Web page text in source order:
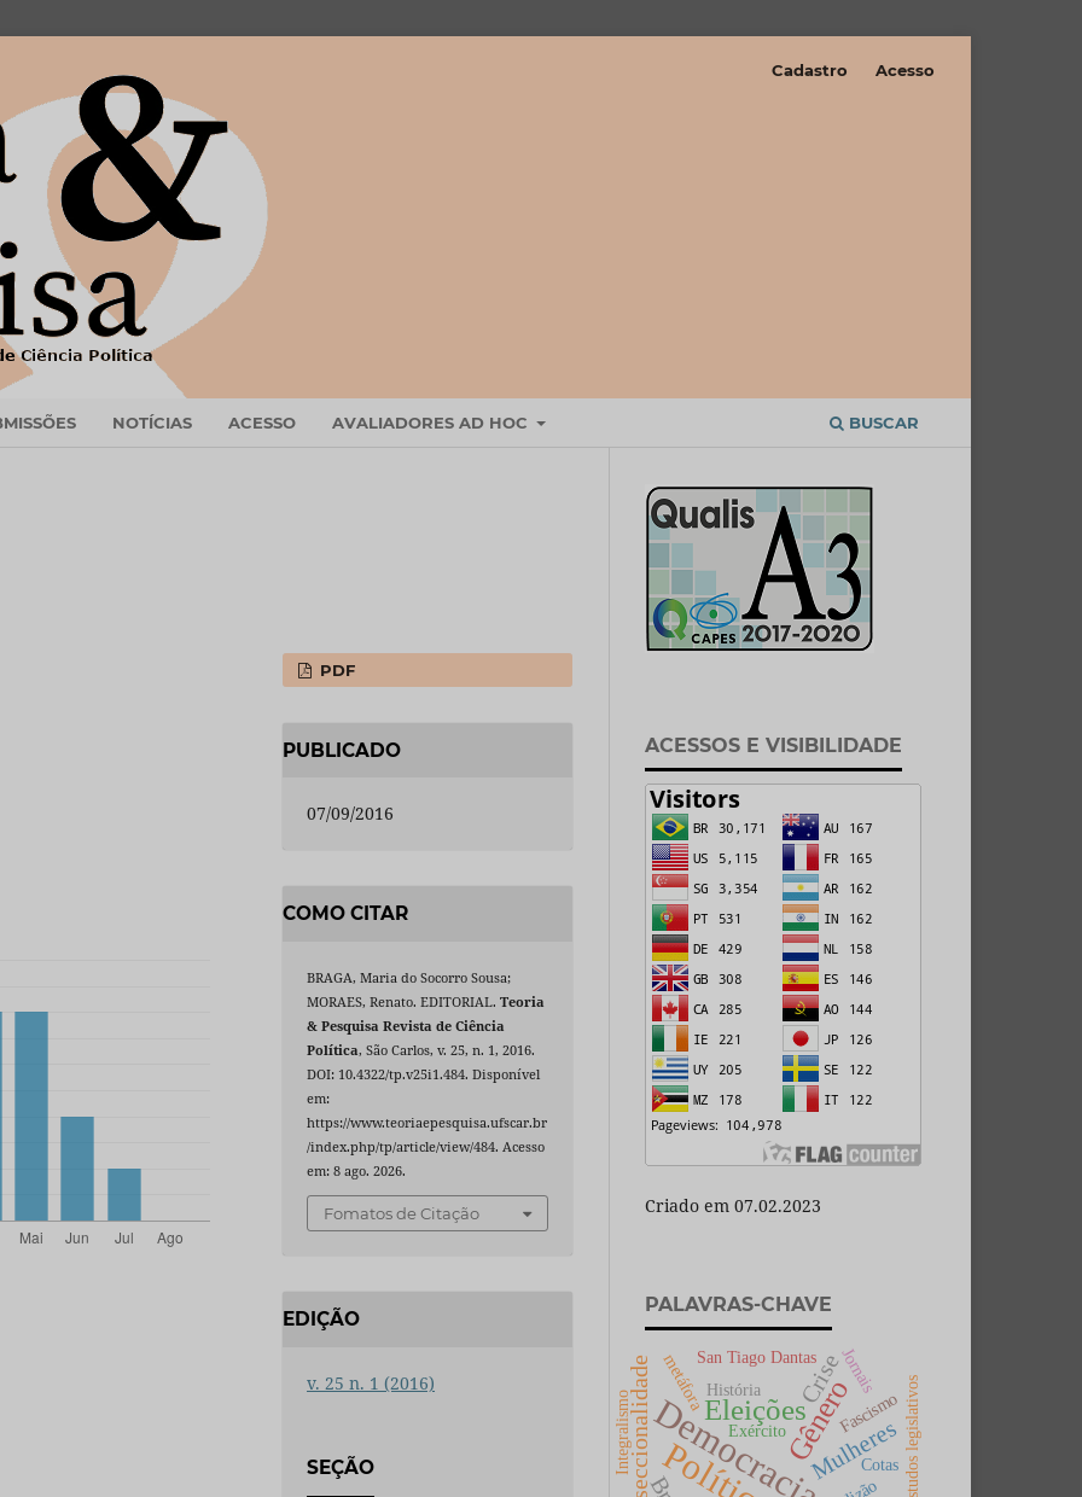
NOTÍCIAS ACESSO AVALIADORES AD HOC BUSCAR
Cadastro Acesso
PDF
PUBLICADO
07/09/2016
COMO CITAR
BRAGA, Maria do Socorro Sousa;
MORAES, Renato. EDITORIAL.Teoria
& Pesquisa Revista de Ciência
Política, São Carlos, v. 25, n. 1, 2016.
DOI: 10.4322/tp.v25i1.484. Disponível
em:
https://www.teoriaepesquisa.ufscar.br
/index.php/tp/article/view/484. Acesso
em: 8 ago. 2026.
Fomatos de Citação
EDIÇÃO
v. 25 n. 1 (2016)
SEÇÃO
ACESSOS E VISIBILIDADE
Criado em 07.02.2023
PALAVRAS-CHAVE
Democracia
EleiçõesGênero
Interseccionalidade Mulheres
Crise
metáfora Fascismoestudos legislativos
Integralismo
San Tiago Dantas
Cotas
Jornais
Exército
História